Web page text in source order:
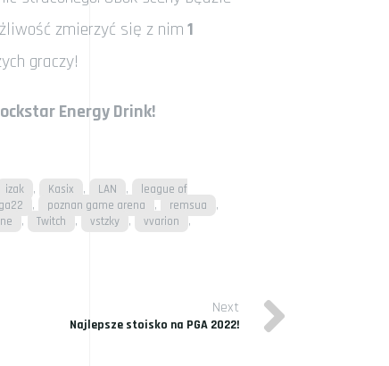
zmierzyć się z nim1
graczy!
Energy Drink!
izak , Kasix , LAN ,
league of
, poznan game arena , remsua ,
, Twitch , vstzky , vvarion ,
Next Post
Next
Najlepsze stoisko na PGA 2022!